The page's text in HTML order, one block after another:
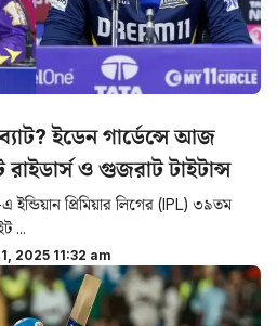
ইডেন গার্ডেন্সে আজ
ও গুজরাট টাইটান্স
প্রিমিয়ার লিগের (IPL) ৩৯তম
...
2025 11:32 am